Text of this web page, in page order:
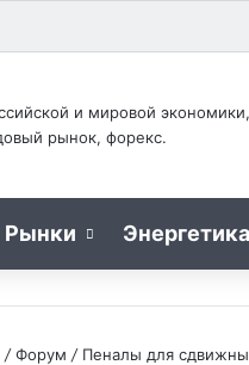
Рынки Энергетика
/ Форум / Пеналы для